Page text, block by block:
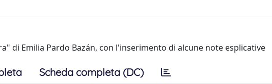
di Emilia Pardo Bazán, con l'inserimento di alcune note esplicative
Scheda completa (DC)